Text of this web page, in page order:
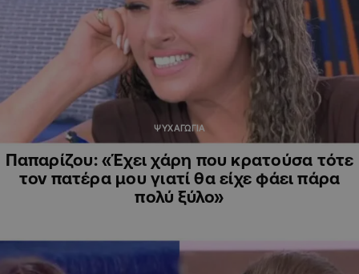
ΨΥΧΑΓΩΓΙΑ
Παπαρίζου: «Έχει χάρη που κρατούσα τότε
τον πατέρα μου γιατί θα είχε φάει πάρα
πολύ ξύλο»